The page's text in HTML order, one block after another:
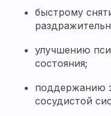
быстрому
улучшению
состояния;
поддержанию
сосудистой